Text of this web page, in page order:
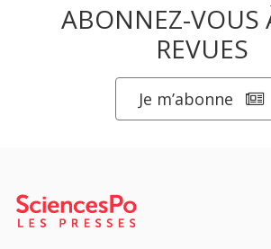
ABONNEZ-VOUS
REVUES
Je m’abonne